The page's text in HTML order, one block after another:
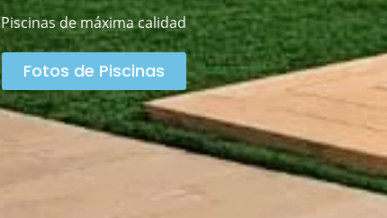
Piscinas de máxima calidad
Fotos de Piscinas